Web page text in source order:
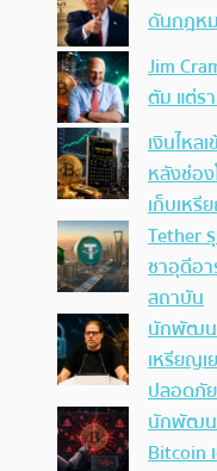
ดันกฎห
Jim
ตัม แต่ร
เงินไหล
หลังช่อง
เก็บเหรี
Tether
ซาอุดีอา
สถาบัน
นักพัฒน
เหรียญเ
ปลอดภัย
นักพัฒน
Bitcoin